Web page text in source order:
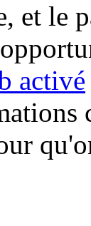
et le
activé